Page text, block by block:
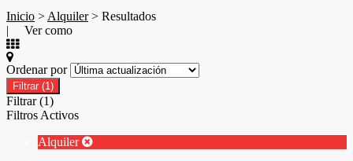
Inicio > Alquiler> Resultados
| Ver como
Ordenar por
Filtrar (1)
Filtrar (1)
Filtros Activos
Alquiler